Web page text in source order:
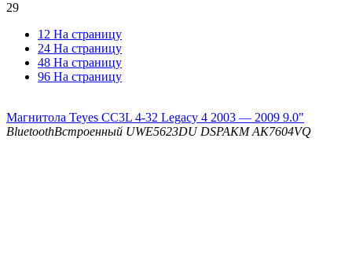
29
12 На страницу
24 На страницу
48 На страницу
96 На страницу
Магнитола Teyes CC3L 4-32 Legacy 4 2003 — 2009 9.0"
BluetoothВстроенный UWE5623DU DSPAKM AK7604VQ